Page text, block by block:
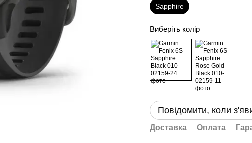
Sapphire
Виберіть колір
Повідомити, коли
Доставка Оплата